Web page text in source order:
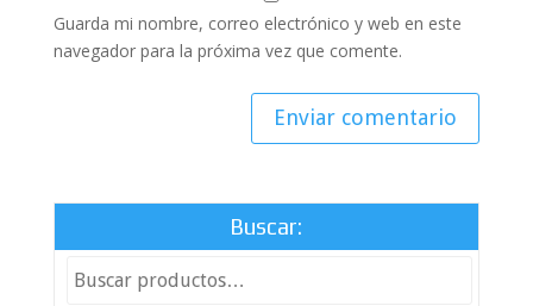
Guarda mi nombre, correo electrónico y web en este
navegador para la próxima vez que comente.
Buscar: